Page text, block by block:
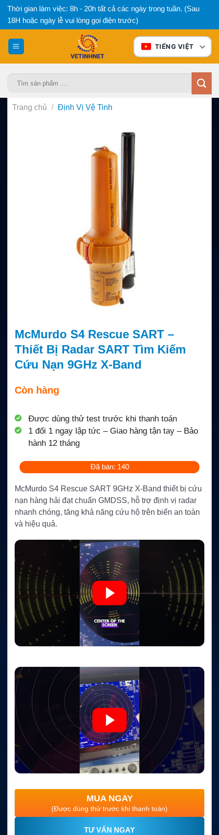
Bỏ
qua
nội
dung
Thời gian làm việc: 8h - 20h tất cả các ngày trong tuần. (Sau
18H hoặc ngày lễ vui lòng gọi điện trước)
TIẾNG VIỆT
Trang chủ / Định Vị Vệ Tinh
McMurdo S4 Rescue SART –
Thiết Bị Radar SART Tìm Kiếm
Cứu Nạn 9GHz X-Band
Còn hàng
Được dùng thử test trước khi thanh toán
1 đổi 1 ngay lập tức – Giao hàng tận tay – Bảo
hành 12 tháng
Đã bán: 140
McMurdo S4 Rescue SART 9GHz X-Band thiết bị cứu
nạn hàng hải đạt chuẩn GMDSS, hỗ trợ định vị radar
nhanh chóng, tăng khả năng cứu hộ trên biển an toàn
và hiệu quả.
MUA NGAY
(Được dùng thử trước khi thanh toán)
TƯ VẤN NGAY